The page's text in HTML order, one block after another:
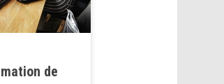
de